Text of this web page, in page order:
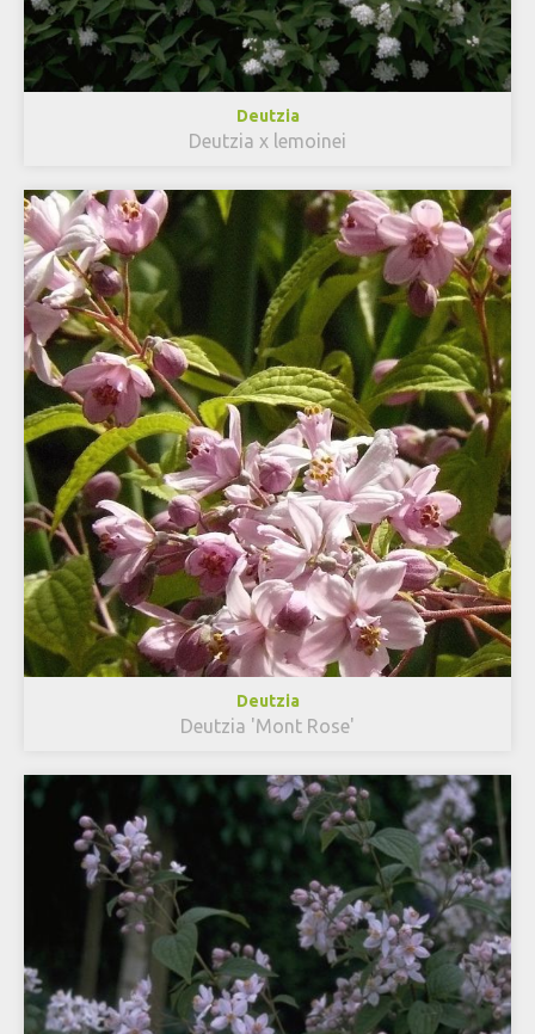
Deutzia
Deutzia x lemoinei
Deutzia
Deutzia 'Mont Rose'